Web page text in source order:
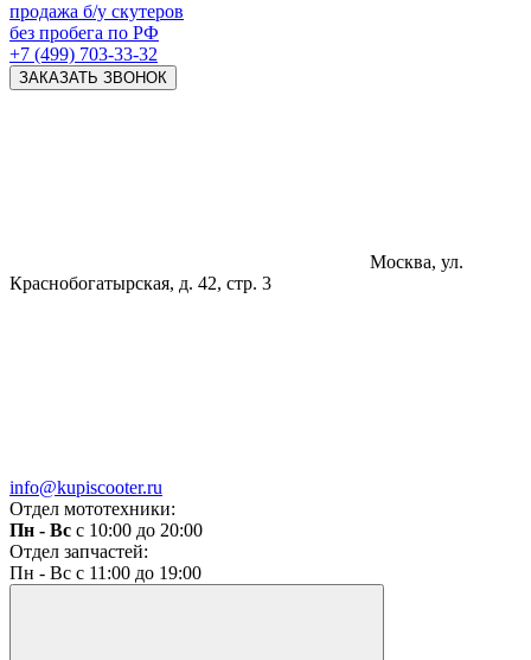
продажа б/у скутеров
без пробега по РФ
+7 (499) 703-33-32
ЗАКАЗАТЬ ЗВОНОК
Москва, ул.
Краснобогатырская, д. 42, стр. 3
info@kupiscooter.ru
Отдел мототехники:
Пн - Вс с 10:00 до 20:00
Отдел запчастей:
Пн - Вс с 11:00 до 19:00